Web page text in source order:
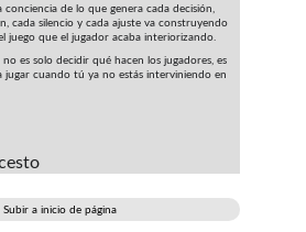
de lo que genera cada decisión,
cada silencio y cada ajuste va construyendo
juego que el jugador acaba interiorizando.
es solo decidir qué hacen los jugadores, es
jugar cuando tú ya no estás interviniendo en
Subir a inicio de página